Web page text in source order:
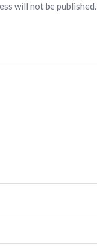
will not be published.